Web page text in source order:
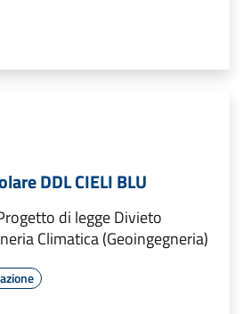
DDL CIELI BLU
di legge Divieto
Climatica (Geoingegneria)